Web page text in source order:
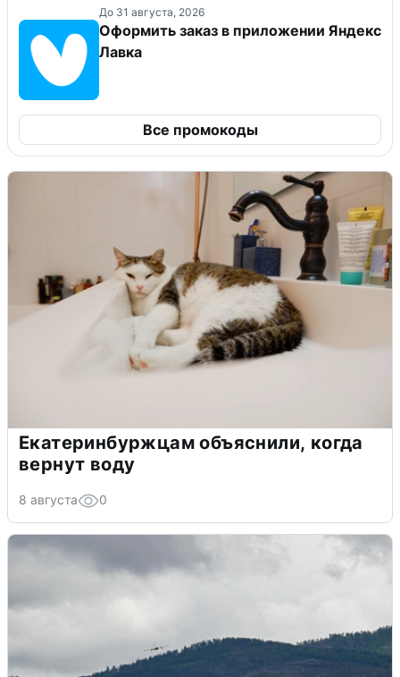
До 31 августа, 2026
Оформить заказ в приложении Яндекс
Лавка
Все промокоды
Екатеринбуржцам объяснили, когда
вернут воду
8 августа 0